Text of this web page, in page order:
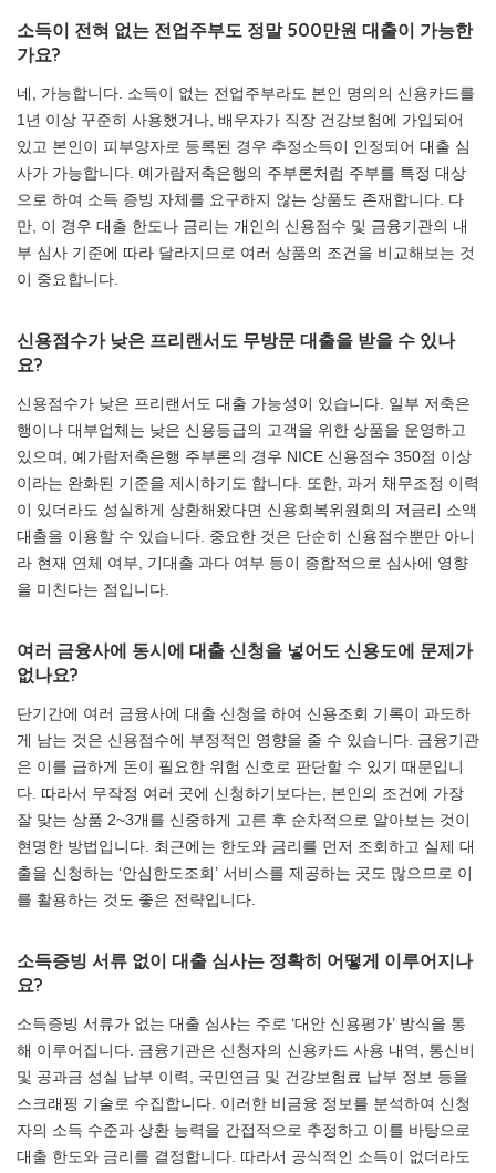
소득이 전혀 없는 전업주부도 정말 500만원 대출이 가능한
가요?
네, 가능합니다. 소득이 없는 전업주부라도 본인 명의의 신용카드를
1년 이상 꾸준히 사용했거나, 배우자가 직장 건강보험에 가입되어
있고 본인이 피부양자로 등록된 경우 추정소득이 인정되어 대출 심
사가 가능합니다. 예가람저축은행의 주부론처럼 주부를 특정 대상
으로 하여 소득 증빙 자체를 요구하지 않는 상품도 존재합니다. 다
만, 이 경우 대출 한도나 금리는 개인의 신용점수 및 금융기관의 내
부 심사 기준에 따라 달라지므로 여러 상품의 조건을 비교해보는 것
이 중요합니다.
신용점수가 낮은 프리랜서도 무방문 대출을 받을 수 있나
요?
신용점수가 낮은 프리랜서도 대출 가능성이 있습니다. 일부 저축은
행이나 대부업체는 낮은 신용등급의 고객을 위한 상품을 운영하고
있으며, 예가람저축은행 주부론의 경우 NICE 신용점수 350점 이상
이라는 완화된 기준을 제시하기도 합니다. 또한, 과거 채무조정 이력
이 있더라도 성실하게 상환해왔다면 신용회복위원회의 저금리 소액
대출을 이용할 수 있습니다. 중요한 것은 단순히 신용점수뿐만 아니
라 현재 연체 여부, 기대출 과다 여부 등이 종합적으로 심사에 영향
을 미친다는 점입니다.
여러 금융사에 동시에 대출 신청을 넣어도 신용도에 문제가
없나요?
단기간에 여러 금융사에 대출 신청을 하여 신용조회 기록이 과도하
게 남는 것은 신용점수에 부정적인 영향을 줄 수 있습니다. 금융기관
은 이를 급하게 돈이 필요한 위험 신호로 판단할 수 있기 때문입니
다. 따라서 무작정 여러 곳에 신청하기보다는, 본인의 조건에 가장
잘 맞는 상품 2~3개를 신중하게 고른 후 순차적으로 알아보는 것이
현명한 방법입니다. 최근에는 한도와 금리를 먼저 조회하고 실제 대
출을 신청하는 ‘안심한도조회’ 서비스를 제공하는 곳도 많으므로 이
를 활용하는 것도 좋은 전략입니다.
소득증빙 서류 없이 대출 심사는 정확히 어떻게 이루어지나
요?
소득증빙 서류가 없는 대출 심사는 주로 ‘대안 신용평가’ 방식을 통
해 이루어집니다. 금융기관은 신청자의 신용카드 사용 내역, 통신비
및 공과금 성실 납부 이력, 국민연금 및 건강보험료 납부 정보 등을
스크래핑 기술로 수집합니다. 이러한 비금융 정보를 분석하여 신청
자의 소득 수준과 상환 능력을 간접적으로 추정하고 이를 바탕으로
대출 한도와 금리를 결정합니다. 따라서 공식적인 소득이 없더라도